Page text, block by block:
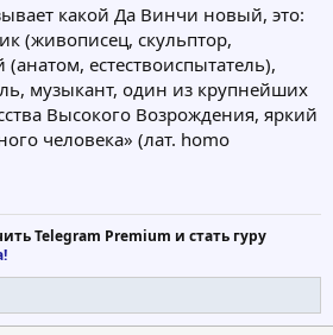
какой Да Винчи новый, это:
(живописец, скульптор,
естествоиспытатель),
музыкант, один из крупнейших
Высокого Возрождения, яркий
человека» (лат. homo
Telegram Premium и стать гуру